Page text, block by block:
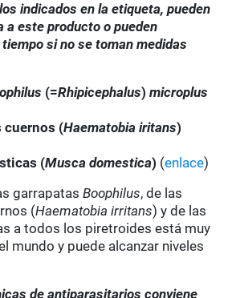
indicados en la etiqueta, pueden
a este producto o pueden
si no se toman medidas
(=Rhipicephalus)microplus
cuernos (Haematobia iritans)
(Musca domestica) (enlace)
garrapatasBoophilus, de las
(Haematobia irritans) y de las
a todos los piretroides está muy
mundo y puede alcanzar niveles
de antiparasitarios conviene